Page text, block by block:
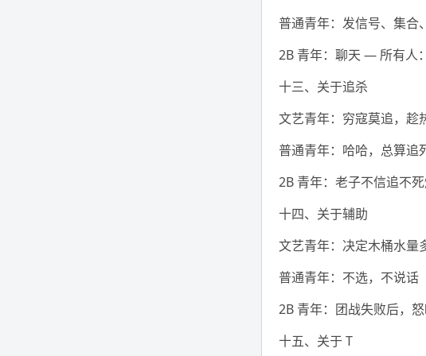
普通青年：发信号、集合
2B 青年：聊天 — 所有
十三、关于追杀
文艺青年：穷寇莫追，趁
普通青年：哈哈，总算追
2B 青年：老子不信追不
十四、关于辅助
文艺青年：决定木桶水量
普通青年：不选，不说话
2B 青年：团战失败后，
十五、关于 T